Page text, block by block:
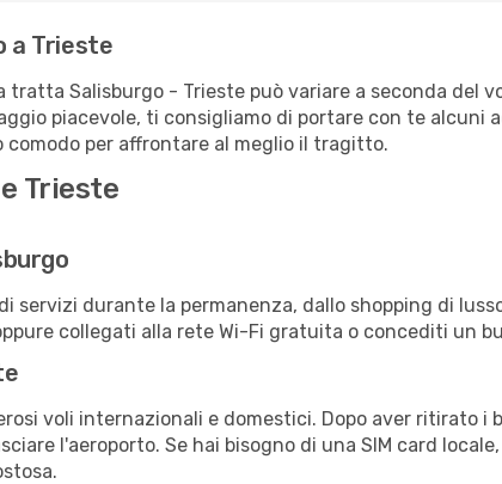
a Trieste
tratta Salisburgo - Trieste può variare a seconda del
piacevole, ti consigliamo di portare con te alcuni
per affrontare al meglio il tragitto.
Trieste
servizi durante la permanenza, dallo shopping di
collegati alla rete Wi-Fi gratuita o concediti un
voli internazionali e domestici. Dopo aver ritirato i
l'aeroporto. Se hai bisogno di una SIM card